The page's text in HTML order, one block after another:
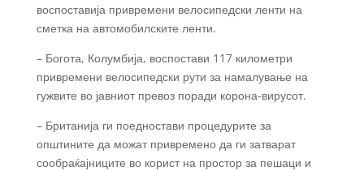
воспоставија привремени велосипедски ленти на
сметка на автомобилските ленти.
– Богота, Колумбија, воспостави 117 километри
привремени велосипедски рути за намалување на
гужвите во јавниот превоз поради корона-вирусот.
– Британија ги поедностави процедурите за
општините да можат привремено да ги затварат
сообраќајниците во корист на простор за пешаци и